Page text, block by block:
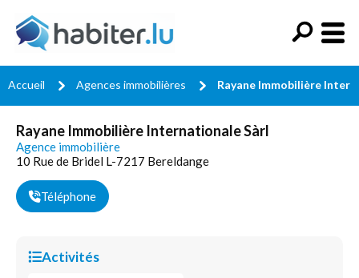
Accueil Agences immobilières Rayane Immobilière
Rayane Immobilière Internationale Sàrl
Agence immobilière
10 Rue de Bridel L-7217 Bereldange
Téléphone
Activités